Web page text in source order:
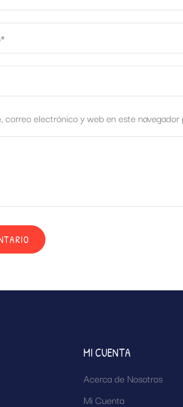
correo electrónico y web en este
MI CUENTA
Acerca de Nosotros
Mi Cuenta